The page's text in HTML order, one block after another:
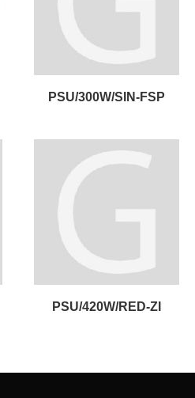
PSU/300W/SIN-FSP
PSU/420W/RED-ZI